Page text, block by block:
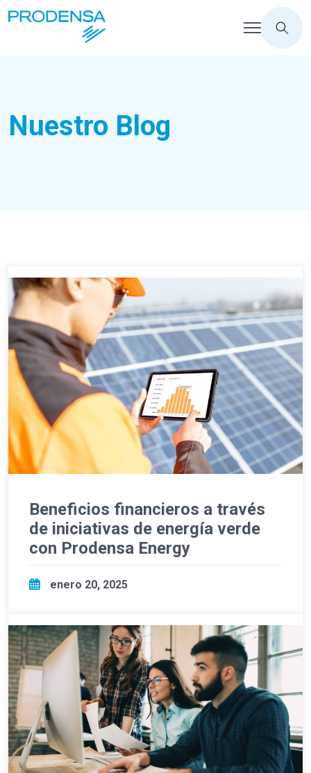
Nuestro Blog
Beneficios financieros a través
de iniciativas de energía verde
con Prodensa Energy
enero 20, 2025